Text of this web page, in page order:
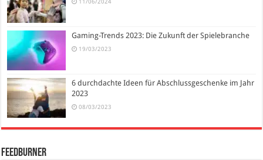
Gaming-Trends 2023: Die Zukunft der Spielebranche
19/03/2023
6 durchdachte Ideen für Abschlussgeschenke im Jahr
2023
08/03/2023
FeedBurner